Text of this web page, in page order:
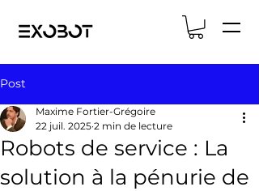
Post
Robots de service : La
solution à la pénurie de
Maxime Fortier-Grégoire
22 juil. 2025 2 min de lecture